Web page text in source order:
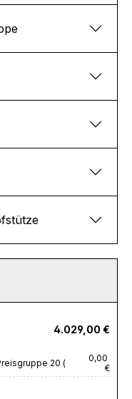
4.029,00 €
20 (
0,00
€